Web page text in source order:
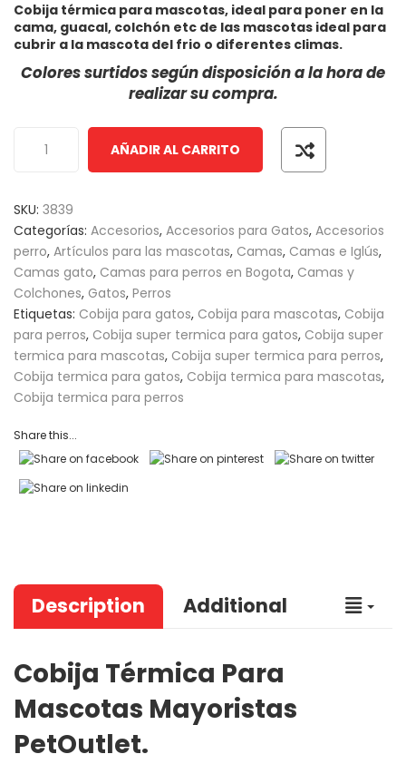
out
of
on
Cobija térmica para mascotas, ideal para poner en la
cama, guacal, colchón etc de las mascotas ideal para
cubrir a la mascota del frio o diferentes climas.
Colores surtidos según disposición a la hora de
realizar su compra.
AÑADIR AL CARRITO
SKU: 3839
Categorías: Accesorios, Accesorios para Gatos, Accesorios
perro, Artículos para las mascotas, Camas, Camas e Iglús,
Camas gato, Camas para perros en Bogota, Camas y
Colchones, Gatos, Perros
Etiquetas: Cobija para gatos, Cobija para mascotas, Cobija
para perros, Cobija super termica para gatos, Cobija super
termica para mascotas, Cobija super termica para perros,
Cobija termica para gatos, Cobija termica para mascotas,
Cobija termica para perros
Share this...
Arena Cat Magic Para
Gatos May ...
–$ 93,300 IVA INCLUIDO
Comedero Doble
Cuadrado M ...
$2,600 IVA
Galletas Snacks
Description Additional
Cobija Térmica Para
Mascotas Mayoristas
PetOutlet.